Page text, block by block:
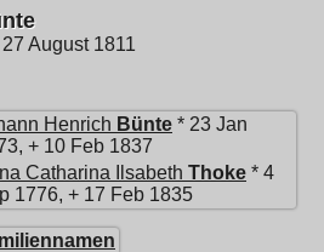
August 1811
Henrich Bünte * 23 Jan
+ 10 Feb 1837
Catharina Ilsabeth Thoke * 4
1776, + 17 Feb 1835